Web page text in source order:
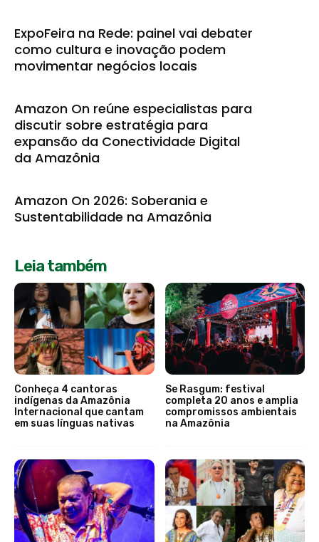
ExpoFeira na Rede: painel vai debater
como cultura e inovação podem
movimentar negócios locais
Amazon On reúne especialistas para
discutir sobre estratégia para
expansão da Conectividade Digital
da Amazônia
Amazon On 2026: Soberania e
Sustentabilidade na Amazônia
Leia também
Conheça 4 cantoras
indígenas da Amazônia
Internacional que cantam
em suas línguas nativas
Se Rasgum: festival
completa 20 anos e amplia
compromissos ambientais
na Amazônia